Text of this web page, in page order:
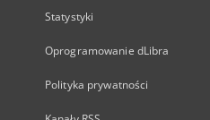
Statystyki
Oprogramowanie dLibra
Polityka prywatności